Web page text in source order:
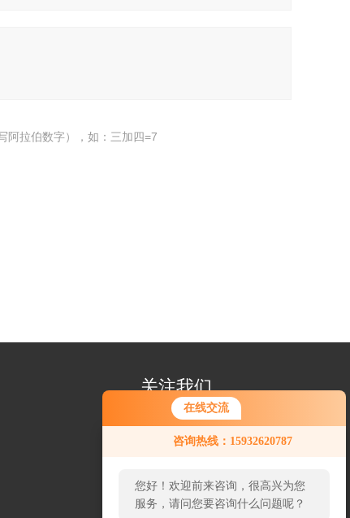
在线交流
咨询热线：15932620787
您好！欢迎前来咨询，很高兴为您
服务，请问您要咨询什么问题呢？
阿拉伯数字），如：三加四=7
关注我们